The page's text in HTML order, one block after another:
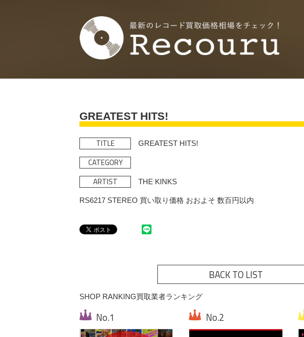
GREATEST HITS!
TITLE GREATEST HITS!
CATEGORY
ARTIST
THE KINKS
RS6217 STEREO 買い取り価格 おおよそ 数百円以内
BACK TO LIST
SHOP RANKING買取業者ランキング